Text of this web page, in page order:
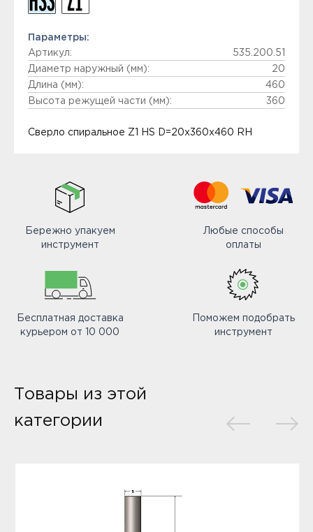
Параметры:
Артикул:
535.200.51
Диаметр наружный (мм):
20
Длина (мм):
460
Высота режущей части (мм):
360
Сверло спиральное Z1 HS D=20x360x460 RH
Бережно упакуем
инструмент
Любые способы
оплаты
Бесплатная доставка
курьером от 10 000
Поможем подобрать
инструмент
Товары из этой
категории